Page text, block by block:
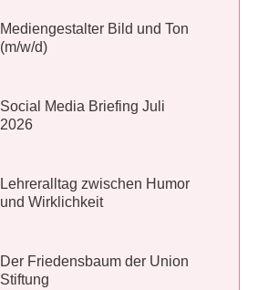
Mediengestalter Bild und Ton
(m/w/d)
Social Media Briefing Juli
2026
Lehreralltag zwischen Humor
und Wirklichkeit
Der Friedensbaum der Union
Stiftung